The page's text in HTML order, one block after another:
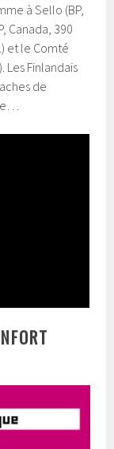
à Sello (BP,
Canada, 390
et le Comté
Les Finlandais
de